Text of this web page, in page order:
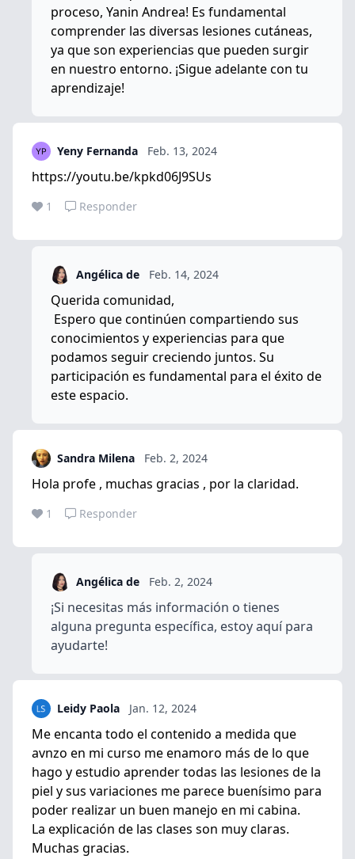
proceso, Yanin Andrea! Es fundamental
comprender las diversas lesiones cutáneas,
ya que son experiencias que pueden surgir
en nuestro entorno. ¡Sigue adelante con tu
aprendizaje!
Yeny Fernanda Feb. 13, 2024
https://youtu.be/kpkd06J9SUs
1 Responder
Angélica de Feb. 14, 2024
Querida comunidad,
Espero que continúen compartiendo sus
conocimientos y experiencias para que
podamos seguir creciendo juntos. Su
participación es fundamental para el éxito de
este espacio.
Sandra Milena Feb. 2, 2024
Hola profe , muchas gracias , por la claridad.
1 Responder
Angélica de Feb. 2, 2024
¡Si necesitas más información o tienes
alguna pregunta específica, estoy aquí para
ayudarte!
Leidy Paola Jan. 12, 2024
Me encanta todo el contenido a medida que
avnzo en mi curso me enamoro más de lo que
hago y estudio aprender todas las lesiones de la
piel y sus variaciones me parece buenísimo para
poder realizar un buen manejo en mi cabina.
La explicación de las clases son muy claras.
Muchas gracias.